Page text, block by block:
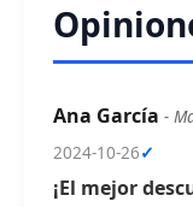
Ana García -
2024-10-26✓
¡El mejor